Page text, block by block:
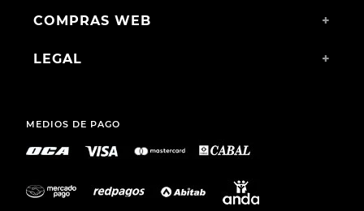
COMPRAS WEB +
LEGAL +
MEDIOS DE PAGO